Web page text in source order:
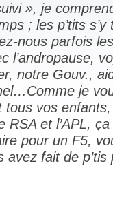
», je
; les p’tits
nous parfois
l’andropause,
notre Gouv.,
je
vos
RSA et l’APL,
pour un F5,
avez fait de p’tis